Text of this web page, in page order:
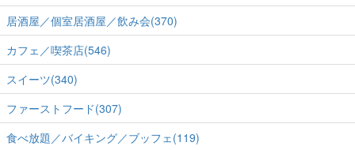
居酒屋／個室居酒屋／飲み会(370)
カフェ／喫茶店(546)
スイーツ(340)
ファーストフード(307)
食べ放題／バイキング／ブッフェ(119)